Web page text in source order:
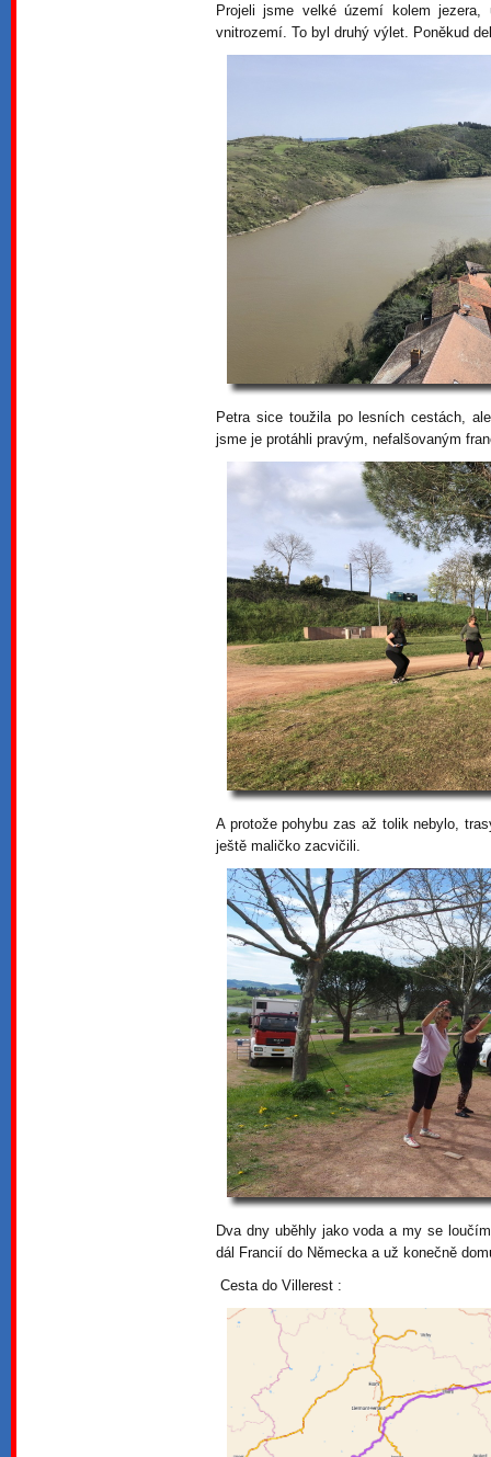
Projeli jsme velké území kolem
vnitrozemí. To byl druhý výlet. Poněkud
Petra sice toužila po lesních cestách,
jsme je protáhli pravým, nefalšovaným
A protože pohybu zas až tolik nebylo,
ještě maličko zacvičili.
Dva dny uběhly jako voda a my se
dál Francií do Německa a už konečně
Cesta do Villerest :